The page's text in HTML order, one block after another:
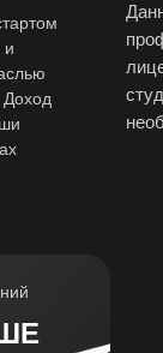
и
Доход